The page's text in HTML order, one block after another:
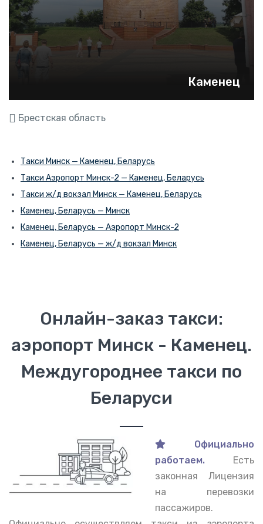
Каменец
Брестская область
Такси Минск — Каменец, Беларусь
Такси Аэропорт Минск-2 — Каменец, Беларусь
Такси ж/д вокзал Минск — Каменец, Беларусь
Каменец, Беларусь — Минск
Каменец, Беларусь — Аэропорт Минск-2
Каменец, Беларусь — ж/д вокзал Минск
Онлайн-заказ такси:
аэропорт Минск - Каменец.
Междугороднее такси по
Беларуси
Официально
работаем.
Есть
законная Лицензия
на перевозки
пассажиров.